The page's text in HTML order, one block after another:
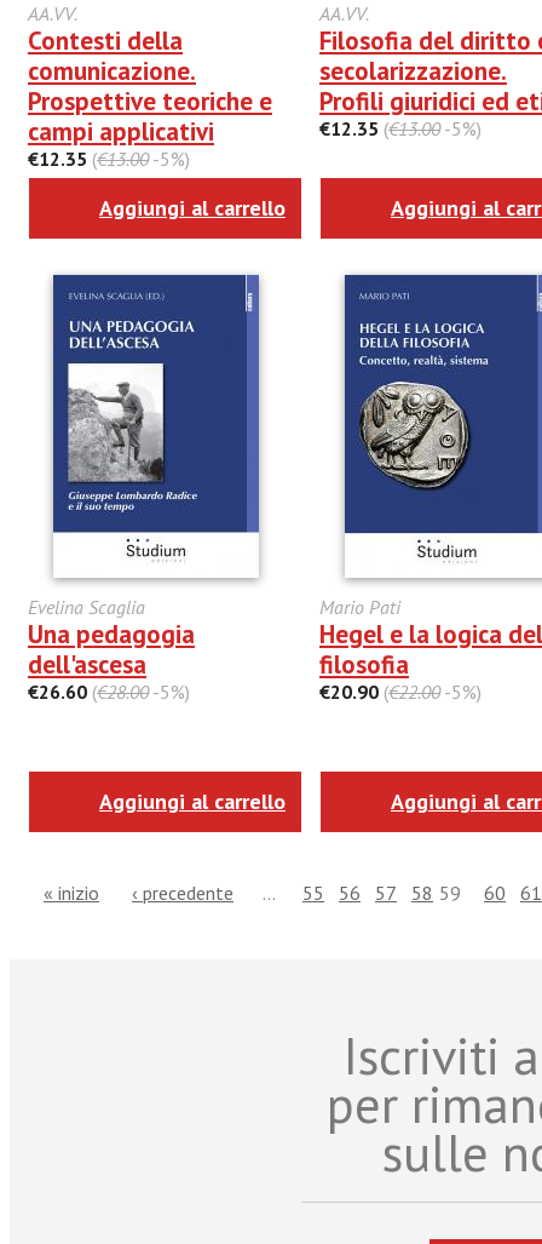
AA.VV.
Contesti della
comunicazione.
Prospettive teoriche e
campi applicativi
€12.35 (€13.00-5%)
Aggiungi al carrello
AA.VV.
Filosofia del diritto
secolarizzazione.
Profili giuridici ed
€12.35 (€13.00-5%)
Aggiungi al
Evelina Scaglia
Una pedagogia
dell'ascesa
€26.60 (€28.00-5%)
Aggiungi al carrello
Mario Pati
Hegel e la logica
filosofia
€20.90 (€22.00-5%)
Aggiungi al
« inizio ‹ precedente … 55 56 57 58 59 60 61
Iscriviti
per
sulle